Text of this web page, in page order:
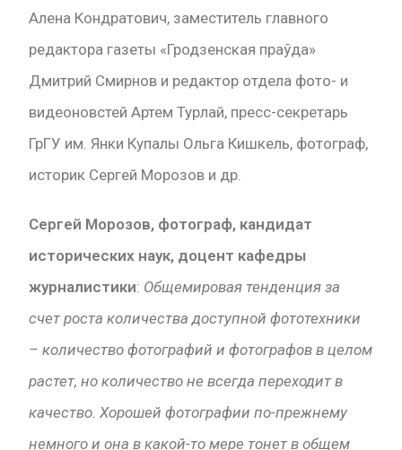
Алена Кондратович, заместитель главного
редактора газеты «Гродзенская праўда»
Дмитрий Смирнов и редактор отдела фото- и
видеоновстей Артем Турлай, пресс-секретарь
ГрГУ им. Янки Купалы Ольга Кишкель, фотограф,
историк Сергей Морозов и др.
Сергей Морозов, фотограф, кандидат
исторических наук, доцент кафедры
журналистики: Общемировая тенденция за
счет роста количества доступной фототехники
– количество фотографий и фотографов в целом
растет, но количество не всегда переходит в
качество. Хорошей фотографии по-прежнему
немного и она в какой-то мере тонет в общем